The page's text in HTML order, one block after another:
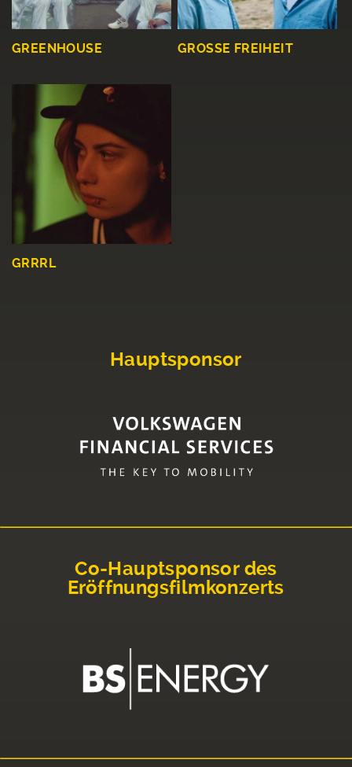
GREENHOUSE GROSSE FREIHEIT
GRRRL
Hauptsponsor
Co-Hauptsponsor des
Eröffnungsfilmkonzerts